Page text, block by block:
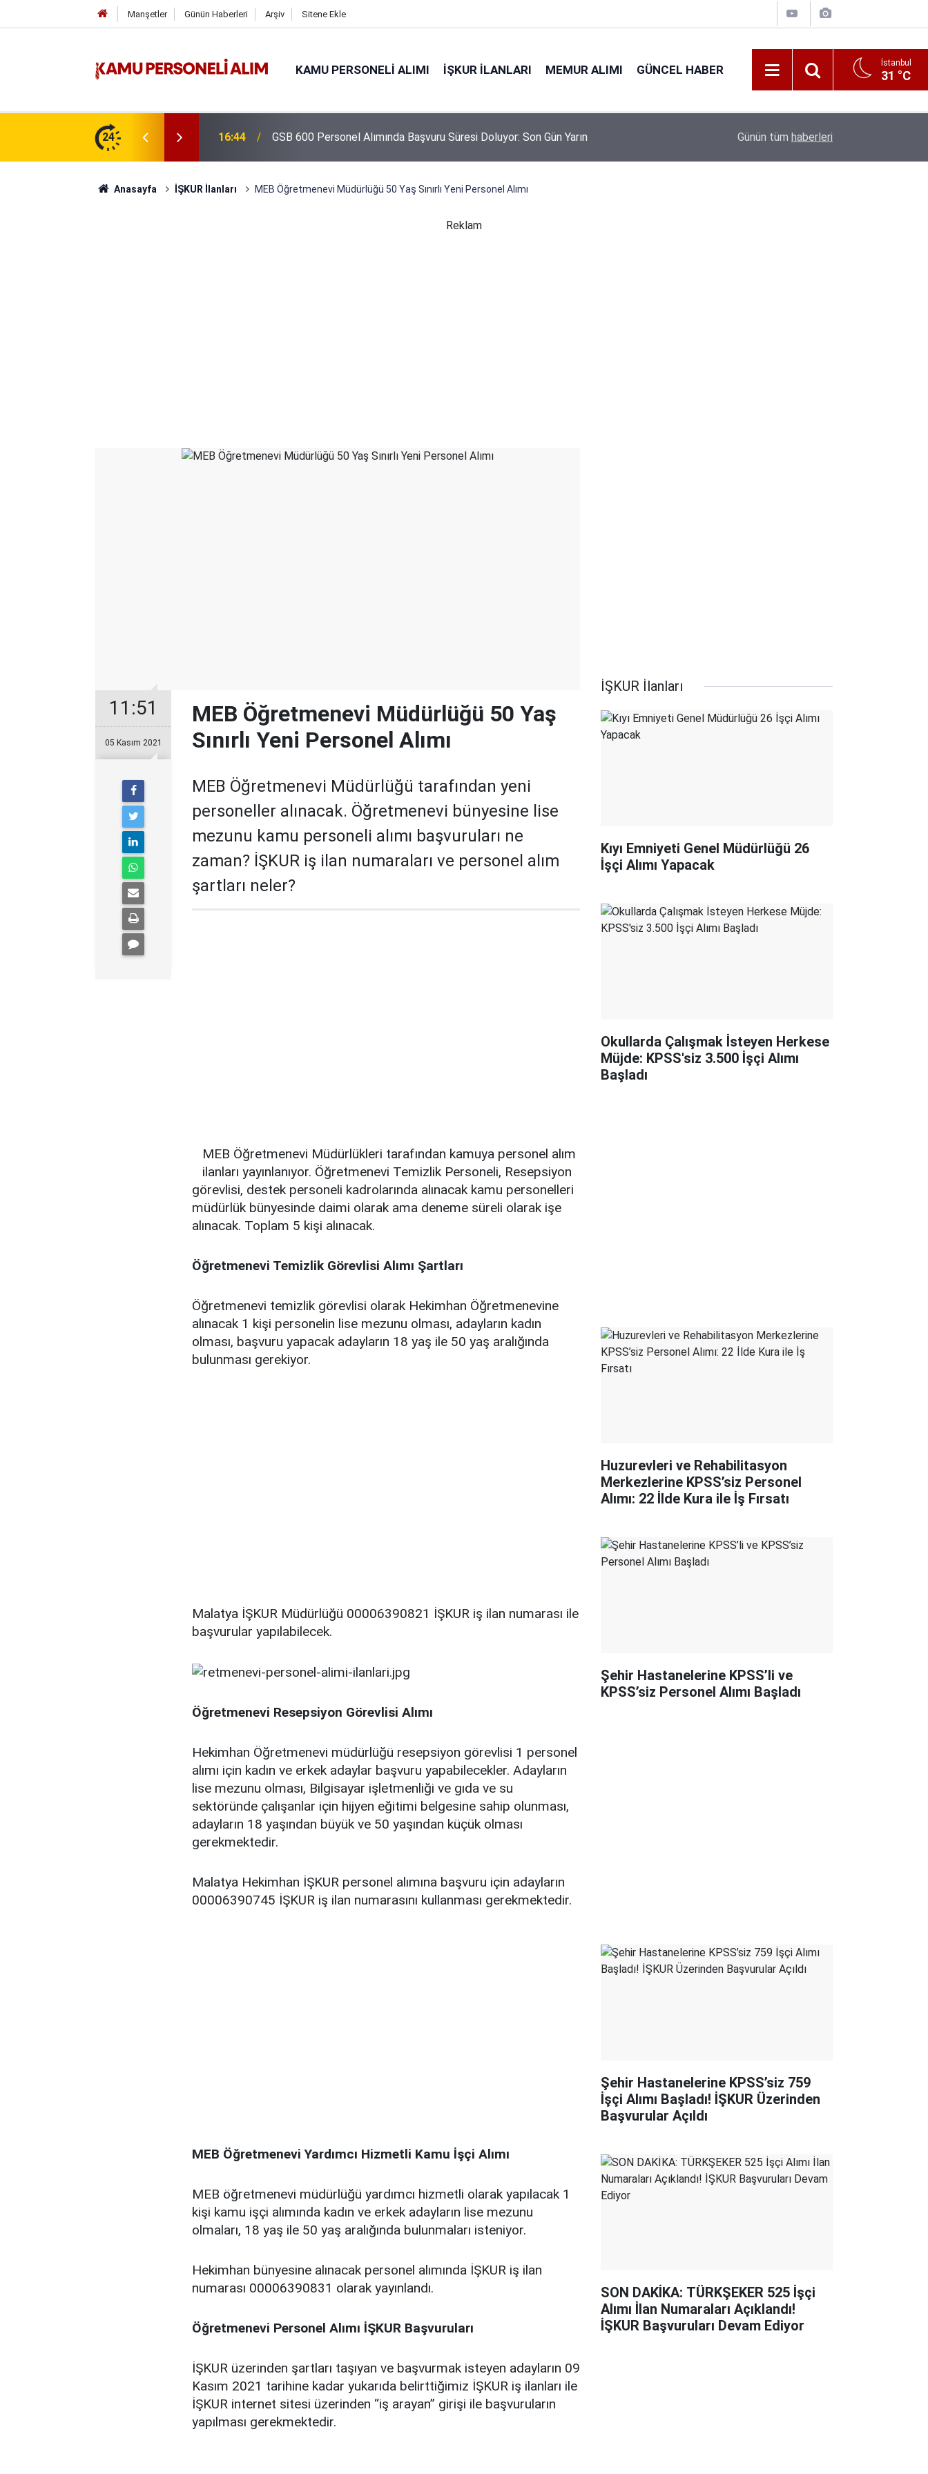
Manşetler Günün Haberleri Arşiv Sitene Ekle
KAMU PERSONELI ALIMI İŞKUR İLANLARI MEMUR ALIMI GÜNCEL HABER İstanbul
31 °C
24
Gündemde! Bakan Çiftçi Süreci
16:44 GSB 600 Personel Alımında Başvuru Süresi Doluyor: Son Gün Yarın Kıyı Emniyeti Genel Müdürlüğü 26 İşçi Alımı
Günün tüm haberleri
Anasayfa İŞKUR İlanları MEB Öğretmenevi Müdürlüğü 50 Yaş Sınırlı Yeni Personel Alımı
Reklam
11:51
05 Kasım 2021
MEB Öğretmenevi Müdürlüğü 50 Yaş
Sınırlı Yeni Personel Alımı
MEB Öğretmenevi Müdürlüğü tarafından yeni
personeller alınacak. Öğretmenevi bünyesine lise
mezunu kamu personeli alımı başvuruları ne
zaman? İŞKUR iş ilan numaraları ve personel alım
şartları neler?
MEB Öğretmenevi Müdürlükleri tarafından kamuya personel alım
ilanları yayınlanıyor. Öğretmenevi Temizlik Personeli, Resepsiyon
görevlisi, destek personeli kadrolarında alınacak kamu personelleri
müdürlük bünyesinde daimi olarak ama deneme süreli olarak işe
alınacak. Toplam 5 kişi alınacak.
Öğretmenevi Temizlik Görevlisi Alımı Şartları
Öğretmenevi temizlik görevlisi olarak Hekimhan Öğretmenevine
alınacak 1 kişi personelin lise mezunu olması, adayların kadın
olması, başvuru yapacak adayların 18 yaş ile 50 yaş aralığında
bulunması gerekiyor.
Malatya İŞKUR Müdürlüğü 00006390821 İŞKUR iş ilan numarası ile
başvurular yapılabilecek.
Öğretmenevi Resepsiyon Görevlisi Alımı
Hekimhan Öğretmenevi müdürlüğü resepsiyon görevlisi 1 personel
alımı için kadın ve erkek adaylar başvuru yapabilecekler. Adayların
lise mezunu olması, Bilgisayar işletmenliği ve gıda ve su
sektöründe çalışanlar için hijyen eğitimi belgesine sahip olunması,
adayların 18 yaşından büyük ve 50 yaşından küçük olması
gerekmektedir.
Malatya Hekimhan İŞKUR personel alımına başvuru için adayların
00006390745 İŞKUR iş ilan numarasını kullanması gerekmektedir.
MEB Öğretmenevi Yardımcı Hizmetli Kamu İşçi Alımı
MEB öğretmenevi müdürlüğü yardımcı hizmetli olarak yapılacak 1
kişi kamu işçi alımında kadın ve erkek adayların lise mezunu
olmaları, 18 yaş ile 50 yaş aralığında bulunmaları isteniyor.
Hekimhan bünyesine alınacak personel alımında İŞKUR iş ilan
numarası 00006390831 olarak yayınlandı.
Öğretmenevi Personel Alımı İŞKUR Başvuruları
İŞKUR üzerinden şartları taşıyan ve başvurmak isteyen adayların 09
Kasım 2021 tarihine kadar yukarıda belirttiğimiz İŞKUR iş ilanları ile
İŞKUR internet sitesi üzerinden “iş arayan” girişi ile başvuruların
yapılması gerekmektedir.
İŞKUR İlanları
Kıyı Emniyeti Genel Müdürlüğü 26
İşçi Alımı Yapacak
Okullarda Çalışmak İsteyen Herkese
Müjde: KPSS'siz 3.500 İşçi Alımı
Başladı
Huzurevleri ve Rehabilitasyon
Merkezlerine KPSS’siz Personel
Alımı: 22 İlde Kura ile İş Fırsatı
Şehir Hastanelerine KPSS’li ve
KPSS’siz Personel Alımı Başladı
Şehir Hastanelerine KPSS’siz 759
İşçi Alımı Başladı! İŞKUR Üzerinden
Başvurular Açıldı
SON DAKİKA: TÜRKŞEKER 525 İşçi
Alımı İlan Numaraları Açıklandı!
İŞKUR Başvuruları Devam Ediyor